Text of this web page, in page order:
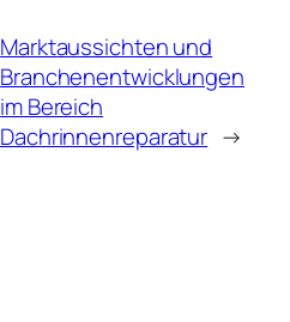
Marktaussichten und
Branchenentwicklungen
im Bereich
Dachrinnenreparatur →